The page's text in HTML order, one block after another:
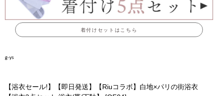
着付けセットはこちら
g-ys